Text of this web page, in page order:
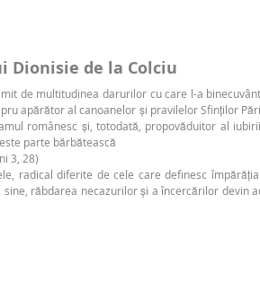
de la Colciu
de multitudinea darurilor cu care l-a
apărător al canoanelor și pravilelor Sfinților
românesc și, totodată, propovăduitor al
parte bărbătească
3, 28)
radical diferite de cele care definesc
răbdarea necazurilor și a încercărilor devin